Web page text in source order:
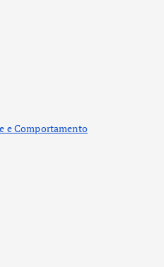
e Comportamento